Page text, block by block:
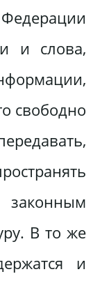
и слова,
свободно
В то же
и